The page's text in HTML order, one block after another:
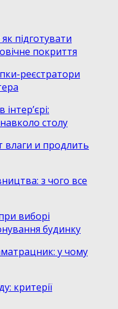
підготувати
покриття
реєстратори
столу
влаги и продлить
з чого все
виборі
будинку
у чому
критерії